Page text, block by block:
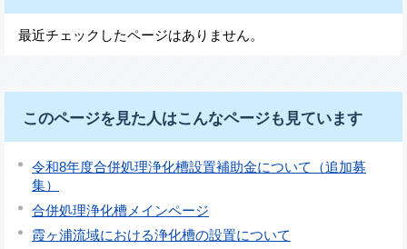
最近チェックしたページはありません。
このページを見た人はこんなページも見ています
令和8年度合併処理浄化槽設置補助金について（追加募
集）
合併処理浄化槽メインページ
霞ヶ浦流域における浄化槽の設置について